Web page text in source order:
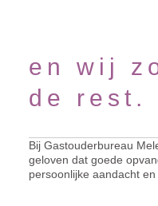
en wij
de rest.
Bij Gastouderbureau
geloven dat goede
persoonlijke aandacht en